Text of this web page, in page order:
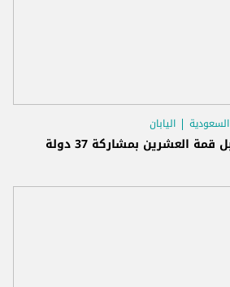
السعودية اليابان
اوساكا اليابانية تستقبل قمة العشرين بمشاركة 37 دولة